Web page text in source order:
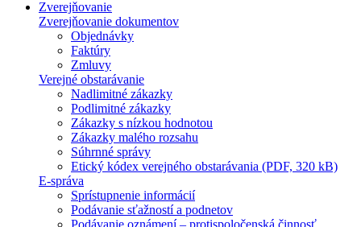
Zverejňovanie
Zverejňovanie dokumentov
Objednávky
Faktúry
Zmluvy
Verejné obstarávanie
Nadlimitné zákazky
Podlimitné zákazky
Zákazky s nízkou hodnotou
Zákazky malého rozsahu
Súhrnné správy
Etický kódex verejného obstarávania (PDF, 320 kB)
E-správa
Sprístupnenie informácií
Podávanie sťažností a podnetov
Podávanie oznámení – protispoločenská činnosť